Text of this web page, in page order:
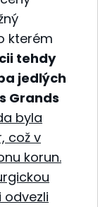
kterém
tehdy
jedlých
Grands
byla
což v
korun.